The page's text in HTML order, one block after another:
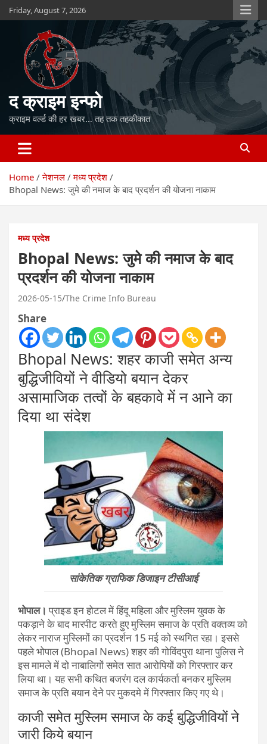
Skip
to
Friday, August 7, 2026
द क्राइम इन्फो
क्राइम वर्ल्ड की हर खबर… तह तक तहकीकात
Home नेशनल
मध्य प्रदेश
Bhopal News: जुमे की नमाज के बाद प्रदर्शन की योजना नाकाम
मध्य प्रदेश
Bhopal News: जुमे की नमाज के बाद
प्रदर्शन की योजना नाकाम
2026-05-15 The Crime Info Bureau
Share
Bhopal News: शहर काजी समेत अन्य
बुद्धिजीवियों ने वीडियो बयान देकर
असामाजिक तत्वों के बहकावे में न आने का
दिया था संदेश
सांकेतिक ग्राफिक डिजाइन टीसीआई
भोपाल। प्राइड इन होटल में हिंदू महिला और मुस्लिम युवक के
पकड़ाने के बाद मारपीट करते हुए मुस्लिम समाज के प्रति वक्तव्य को
लेकर नाराज मुस्लिमों का प्रदर्शन 15 मई को स्थगित रहा। इससे
पहले भोपाल (Bhopal News) शहर की गोविंदपुरा थाना पुलिस ने
इस मामले में दो नाबालिगों समेत सात आरोपियों को गिरफ्तार कर
लिया था। यह सभी कथित बजरंग दल कार्यकर्ता बनकर मुस्लिम
समाज के प्रति बयान देने पर मुकदमे में गिरफ्तार किए गए थे।
काजी समेत मुस्लिम समाज के कई बुद्धिजीवियों ने
जारी किये बयान